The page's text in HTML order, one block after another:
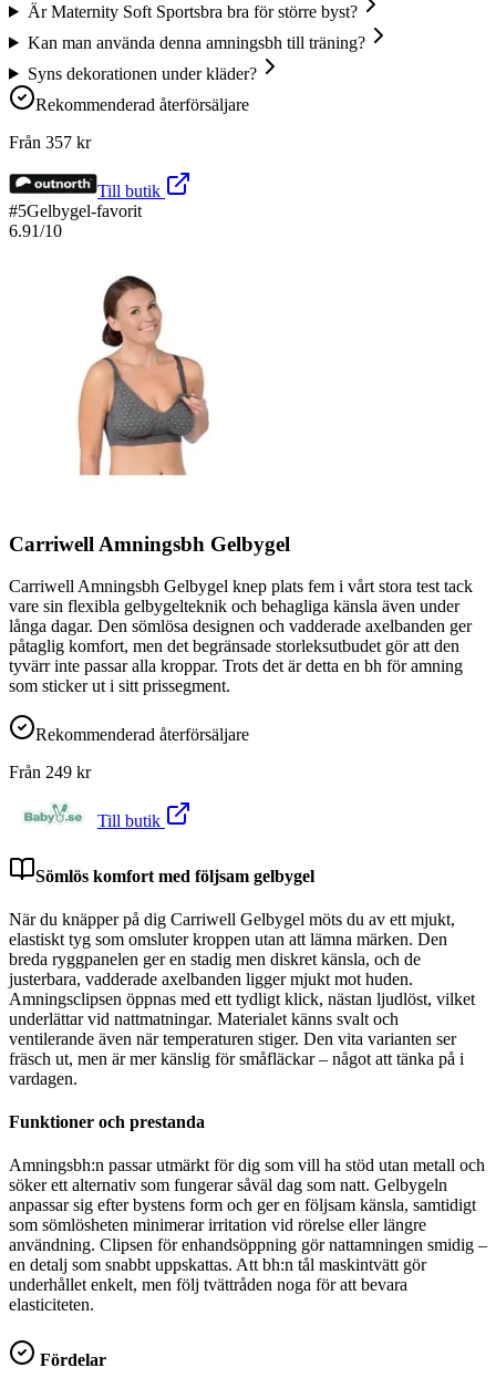
Är Maternity Soft Sportsbra bra för större byst?
Kan man använda denna amningsbh till träning?
Syns dekorationen under kläder?
Rekommenderad återförsäljare
Från 357 kr
Till butik
#5Gelbygel-favorit
6.91/10
Carriwell Amningsbh Gelbygel
Carriwell Amningsbh Gelbygel knep plats fem i vårt stora test tack
vare sin flexibla gelbygelteknik och behagliga känsla även under
långa dagar. Den sömlösa designen och vadderade axelbanden ger
påtaglig komfort, men det begränsade storleksutbudet gör att den
tyvärr inte passar alla kroppar. Trots det är detta en bh för amning
som sticker ut i sitt prissegment.
Rekommenderad återförsäljare
Från 249 kr
Till butik
Sömlös komfort med följsam gelbygel
När du knäpper på dig Carriwell Gelbygel möts du av ett mjukt,
elastiskt tyg som omsluter kroppen utan att lämna märken. Den
breda ryggpanelen ger en stadig men diskret känsla, och de
justerbara, vadderade axelbanden ligger mjukt mot huden.
Amningsclipsen öppnas med ett tydligt klick, nästan ljudlöst, vilket
underlättar vid nattmatningar. Materialet känns svalt och
ventilerande även när temperaturen stiger. Den vita varianten ser
fräsch ut, men är mer känslig för småfläckar – något att tänka på i
vardagen.
Funktioner och prestanda
Amningsbh:n passar utmärkt för dig som vill ha stöd utan metall och
söker ett alternativ som fungerar såväl dag som natt. Gelbygeln
anpassar sig efter bystens form och ger en följsam känsla, samtidigt
som sömlösheten minimerar irritation vid rörelse eller längre
användning. Clipsen för enhandsöppning gör nattamningen smidig –
en detalj som snabbt uppskattas. Att bh:n tål maskintvätt gör
underhållet enkelt, men följ tvättråden noga för att bevara
elasticiteten.
Fördelar